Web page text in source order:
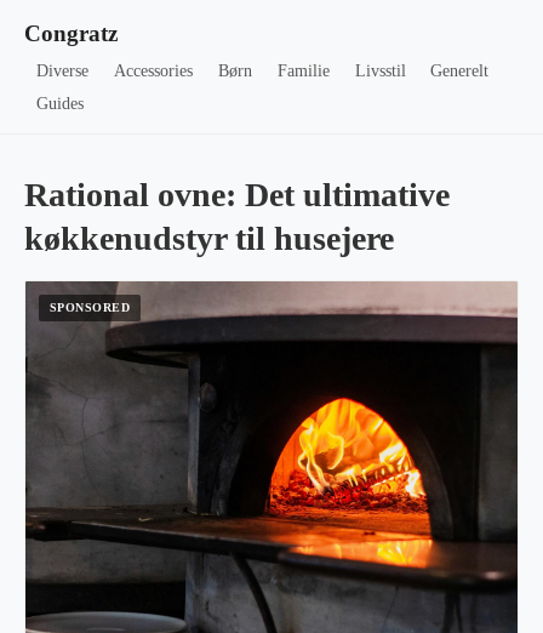
Congratz
Diverse Accessories Børn Familie Livsstil
Generelt
Guides
Rational ovne: Det ultimative
køkkenudstyr til husejere